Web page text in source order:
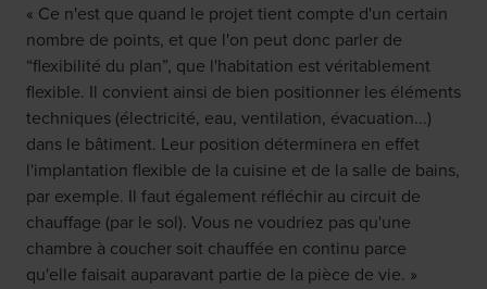
« Ce n'est que quand le projet tient compte d'un certain
nombre de points, et que l'on peut donc parler de
“flexibilité du plan”, que l'habitation est véritablement
flexible. Il convient ainsi de bien positionner les éléments
techniques (électricité, eau, ventilation, évacuation...)
dans le bâtiment. Leur position déterminera en effet
l'implantation flexible de la cuisine et de la salle de bains,
par exemple. Il faut également réfléchir au circuit de
chauffage (par le sol). Vous ne voudriez pas qu'une
chambre à coucher soit chauffée en continu parce
qu'elle faisait auparavant partie de la pièce de vie. »